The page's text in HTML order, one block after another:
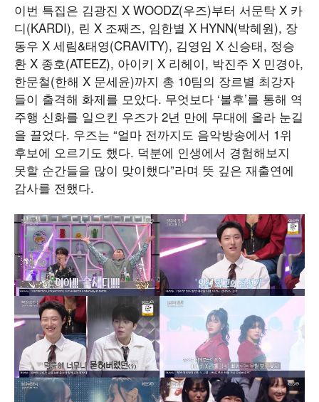
이번 특집은 김광진 X WOODZ(우즈)부터 서문탁 X 카
디(KARDI), 린 X 조째즈, 임한별 X HYNN(박혜원), 장
동우 X 세림&태영(CRAVITY), 김영임 X 신승태, 정승
환 X 종호(ATEEZ), 아이키 X 리헤이, 박진주 X 민경아,
한문철(한해 X 문세윤)까지 총 10팀의 장르별 최강자
들이 출격해 화제를 모았다. 무엇보다 ‘불후’를 통해 역
주행 신화를 일으킨 우즈가 2년 만에 무대에 올라 눈길
을 끌었다. 우즈는 “얼마 전까지도 음악방송에서 1위
후보에 오르기도 했다. 덕분에 인생에서 경험해보지
못할 순간들을 많이 맞이했다”라며 뜻 깊은 재출연에
감사를 전했다.